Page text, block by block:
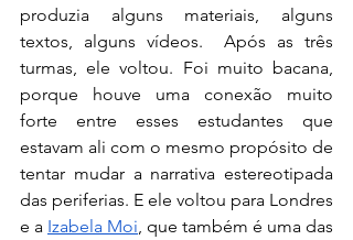
produzia alguns materiais, alguns
textos, alguns vídeos.  Após as três
turmas, ele voltou. Foi muito bacana,
porque houve uma conexão muito
forte entre esses estudantes que
estavam ali com o mesmo propósito de
tentar mudar a narrativa estereotipada
das periferias. E ele voltou para Londres
e a Izabela Moi , que também é uma das